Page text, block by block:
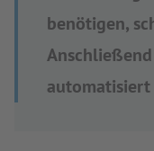
benötigen,
automatisiert